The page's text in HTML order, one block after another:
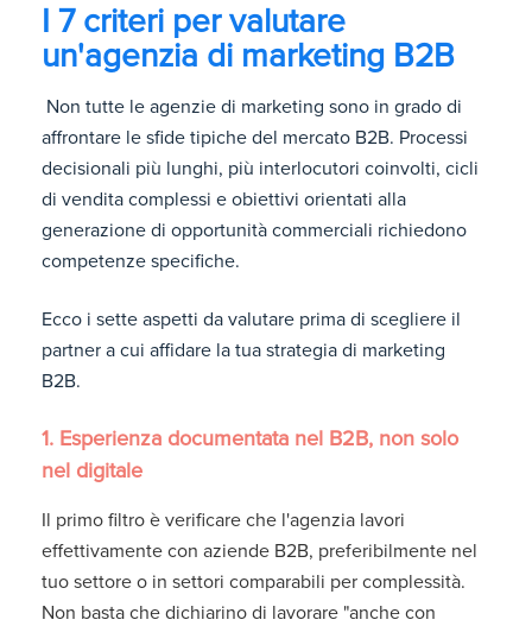
I 7 criteri per valutare
un'agenzia di marketing B2B
Non tutte le agenzie di marketing sono in grado di
affrontare le sfide tipiche del mercato B2B. Processi
decisionali più lunghi, più interlocutori coinvolti, cicli
di vendita complessi e obiettivi orientati alla
generazione di opportunità commerciali richiedono
competenze specifiche.
Ecco i sette aspetti da valutare prima di scegliere il
partner a cui affidare la tua strategia di marketing
B2B.
1. Esperienza documentata nel B2B, non solo
nel digitale
Il primo filtro è verificare che l'agenzia lavori
effettivamente con aziende B2B, preferibilmente nel
tuo settore o in settori comparabili per complessità.
Non basta che dichiarino di lavorare "anche con